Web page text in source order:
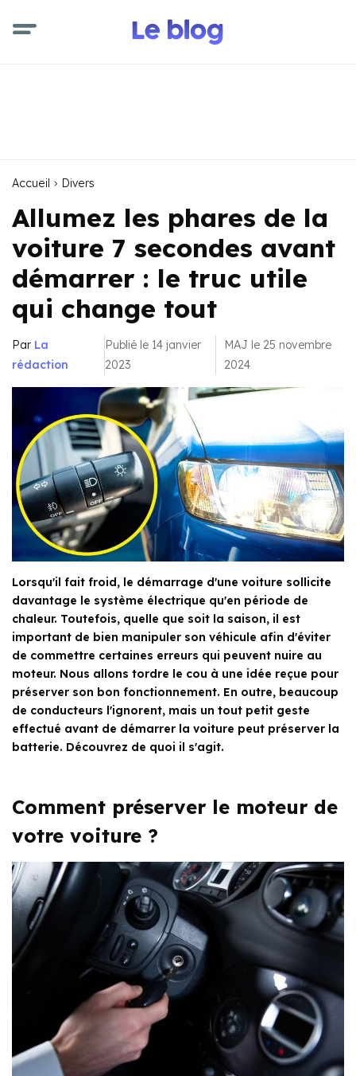
Accueil Divers
Allumez les phares de la
voiture 7 secondes avant
démarrer : le truc utile
qui change tout
Par La
rédaction
Publié le 14 janvier
2023
MAJ le 25 novembre
2024
Lorsqu'il fait froid, le démarrage d'une voiture sollicite
davantage le système électrique qu'en période de
chaleur. Toutefois, quelle que soit la saison, il est
important de bien manipuler son véhicule afin d'éviter
de commettre certaines erreurs qui peuvent nuire au
moteur. Nous allons tordre le cou à une idée reçue pour
préserver son bon fonctionnement. En outre, beaucoup
de conducteurs l'ignorent, mais un tout petit geste
effectué avant de démarrer la voiture peut préserver la
batterie. Découvrez de quoi il s'agit.
Comment préserver le moteur de
votre voiture ?